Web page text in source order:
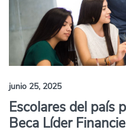
junio 25, 2025
Escolares del país
Beca Líder